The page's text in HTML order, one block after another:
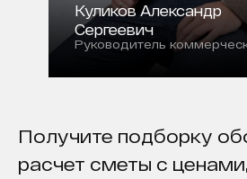
Куликов Александр
Сергеевич
Руководитель
Получите подборку
расчет сметы с